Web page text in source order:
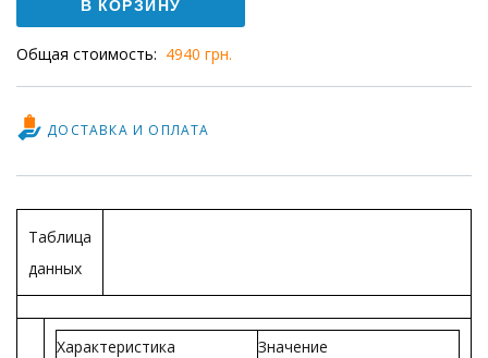
5-
1/4
В КОРЗИНУ
Общая стоимость: 4940 грн.
ДОСТАВКА И ОПЛАТА
Таблица
данных
Характеристика Значение